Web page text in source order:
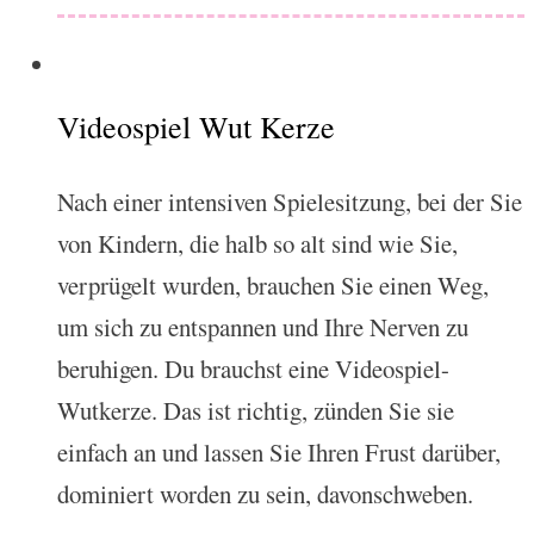
Videospiel Wut Kerze
Nach einer intensiven Spielesitzung, bei der Sie
von Kindern, die halb so alt sind wie Sie,
verprügelt wurden, brauchen Sie einen Weg,
um sich zu entspannen und Ihre Nerven zu
beruhigen. Du brauchst eine Videospiel-
Wutkerze. Das ist richtig, zünden Sie sie
einfach an und lassen Sie Ihren Frust darüber,
dominiert worden zu sein, davonschweben.